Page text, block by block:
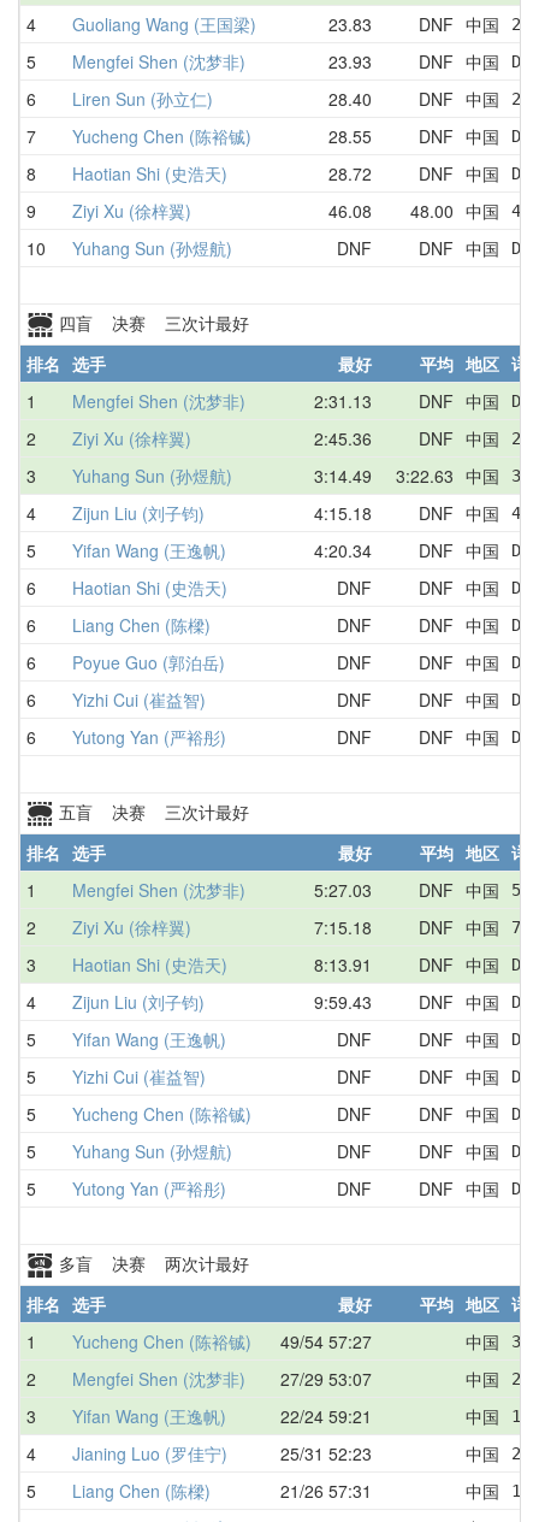
4 Guoliang Wang (王国梁) 23.83 DNF 中国
5 Mengfei Shen (沈梦非) 23.93 DNF 中国
6 Liren Sun (孙立仁) 28.40 DNF 中国
7 Yucheng Chen (陈裕铖) 28.55 DNF 中国
8 Haotian Shi (史浩天) 28.72 DNF 中国
9 Ziyi Xu (徐梓翼) 46.08 48.00 中国
10 Yuhang Sun (孙煜航) DNF DNF 中国
四盲 决赛 三次计最好
排名 选手 最好 平均 地区 详
1
Mengfei Shen (沈梦非) 2:31.13 DNF 中国
2 Ziyi Xu (徐梓翼) 2:45.36 DNF 中国
3 Yuhang Sun (孙煜航) 3:14.49 3:22.63 中国
4 Zijun Liu (刘子钧) 4:15.18 DNF 中国
5 Yifan Wang (王逸帆) 4:20.34 DNF 中国
6 Haotian Shi (史浩天) DNF DNF 中国
6 Liang Chen (陈樑) DNF DNF 中国
6 Poyue Guo (郭泊岳) DNF DNF 中国
6 Yizhi Cui (崔益智) DNF DNF 中国
6 Yutong Yan (严裕彤) DNF DNF 中国
五盲 决赛 三次计最好
排名 选手 最好 平均 地区 详
1
Mengfei Shen (沈梦非) 5:27.03 DNF 中国
2 Ziyi Xu (徐梓翼) 7:15.18 DNF 中国
3 Haotian Shi (史浩天) 8:13.91 DNF 中国
4 Zijun Liu (刘子钧) 9:59.43 DNF 中国
5 Yifan Wang (王逸帆) DNF DNF 中国
5 Yizhi Cui (崔益智) DNF DNF 中国
5 Yucheng Chen (陈裕铖) DNF DNF 中国
5 Yuhang Sun (孙煜航) DNF DNF 中国
5 Yutong Yan (严裕彤) DNF DNF 中国
多盲 决赛 两次计最好
排名 选手 最好 平均 地区 详
1
Yucheng Chen (陈裕铖) 49/54 57:27 中国
2 Mengfei Shen (沈梦非) 27/29 53:07 中国
3 Yifan Wang (王逸帆) 22/24 59:21 中国
4 Jianing Luo (罗佳宁) 25/31 52:23 中国
5 Liang Chen (陈樑) 21/26 57:31 中国